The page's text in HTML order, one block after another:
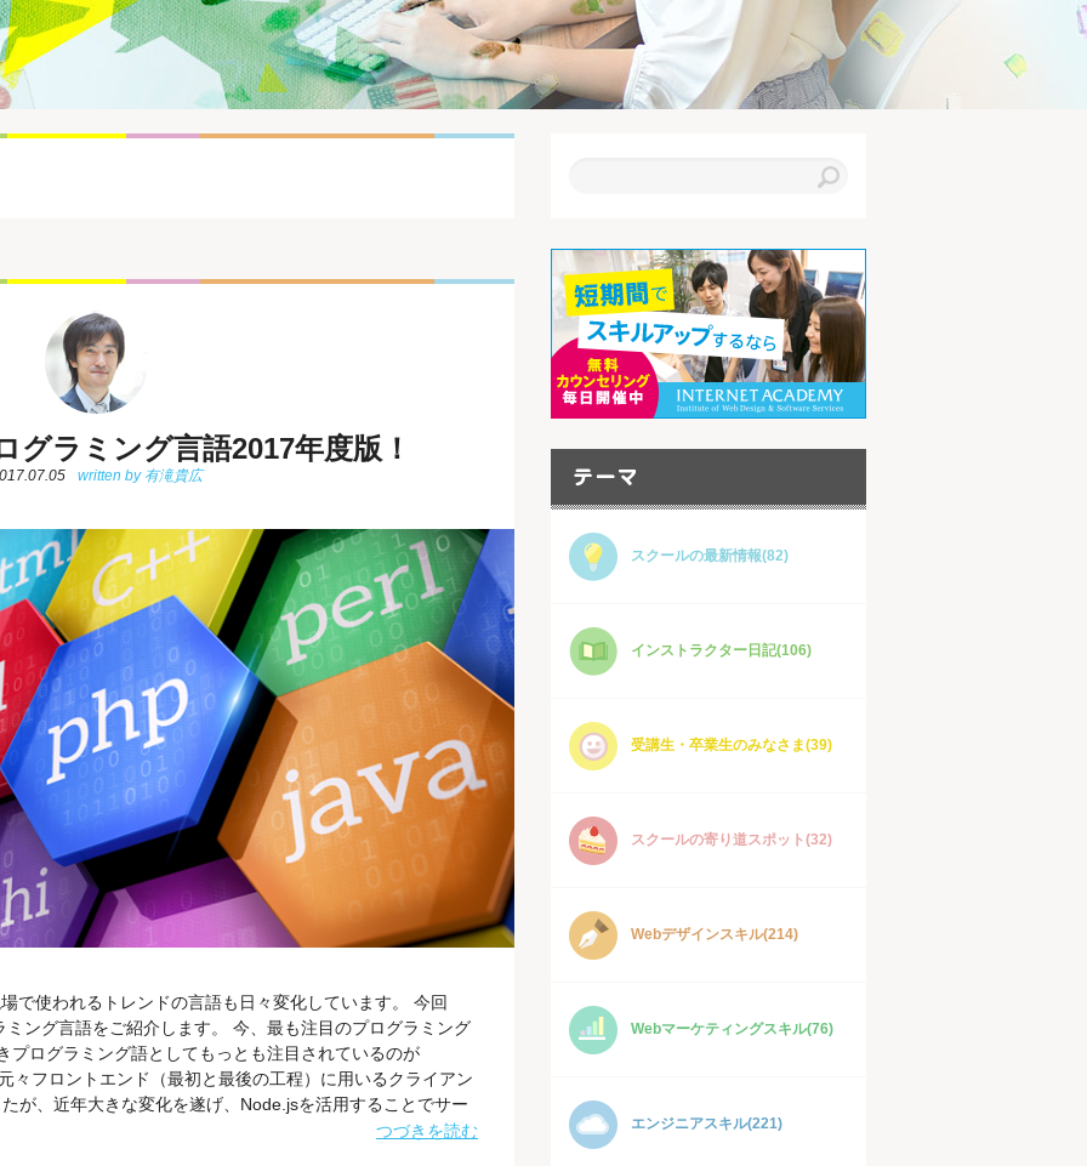
グラミング言語2017年度版！
で使われるトレンドの言語も日々変化しています。 今回
ング言語をご紹介します。 今、最も注目のプログラミング
プログラミング語としてもっとも注目されているのが
々フロントエンド（最初と最後の工程）に用いるクライアン
が、近年大きな変化を遂げ、Node.jsを活用することでサー
す。 Node.jsは、軽量で効率よく大量の処理を行うことがで
つづきを読む
スクールの最新情報(82)
インストラクター日記(106)
受講生・卒業生のみなさま(39)
スクールの寄り道スポット(32)
Webデザインスキル(214)
Webマーケティングスキル(76)
エンジニアスキル(221)